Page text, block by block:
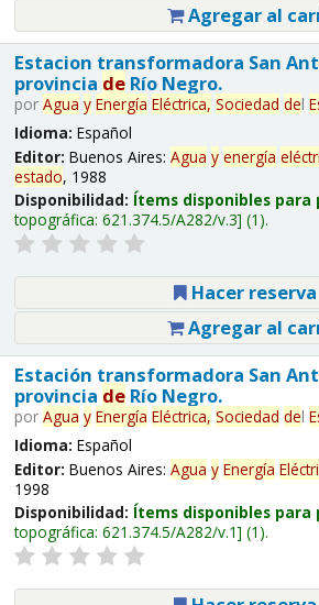
Agregar al
Estacion transformadora San
provincia deRío Negro.
por Agua y Energía Eléctrica, Sociedad del
Idioma: Español
Editor: Buenos Aires: Agua y energía
estado, 1988
Disponibilidad: Ítems disponibles para
topográfica: 621.374.5/A282/v.3 (1).
Hacer reserva
Agregar al
Estación transformadora San
provincia deRío Negro.
por Agua y Energía Eléctrica, Sociedad del
Idioma: Español
Editor: Buenos Aires: Agua y Energía
1998
Disponibilidad: Ítems disponibles para
topográfica: 621.374.5/A282/v.1 (1).